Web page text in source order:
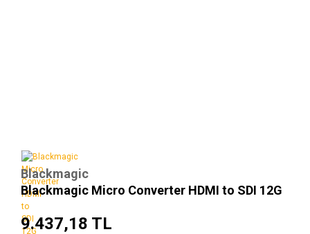
Blackmagic
Blackmagic Micro Converter HDMI to SDI 12G
9.437,18 TL